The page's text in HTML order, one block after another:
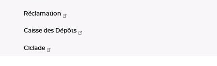
Réclamation
Caisse des Dépôts
Ciclade